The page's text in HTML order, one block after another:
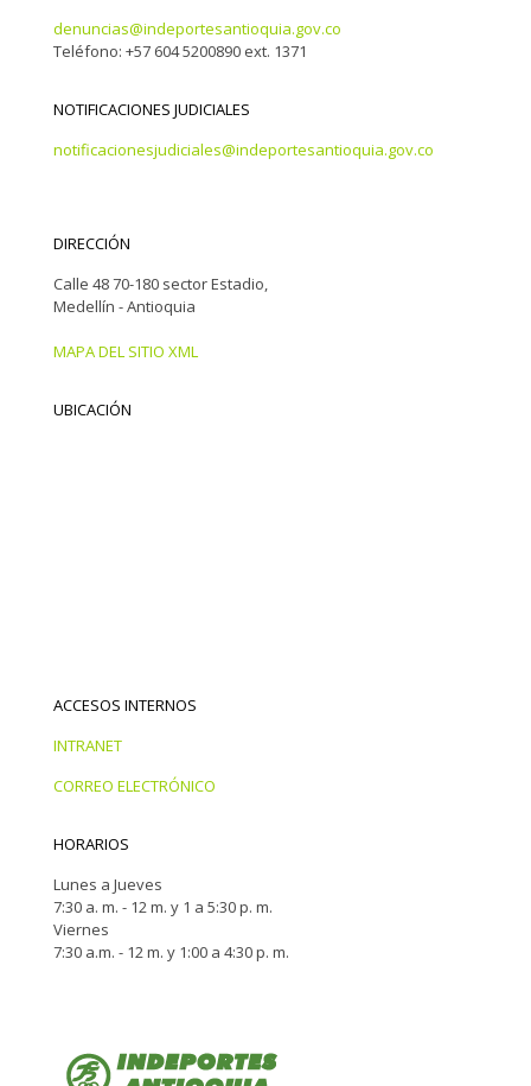
denuncias@indeportesantioquia.gov.co
Teléfono: +57 604 5200890 ext. 1371
NOTIFICACIONES JUDICIALES
notificacionesjudiciales@indeportesantioquia.gov.co
DIRECCIÓN
Calle 48 70-180 sector Estadio,
Medellín - Antioquia
MAPA DEL SITIO XML
UBICACIÓN
ACCESOS INTERNOS
INTRANET
CORREO ELECTRÓNICO
HORARIOS
Lunes a Jueves
7:30 a. m. - 12 m. y 1 a 5:30 p. m.
Viernes
7:30 a.m. - 12 m. y 1:00 a 4:30 p. m.